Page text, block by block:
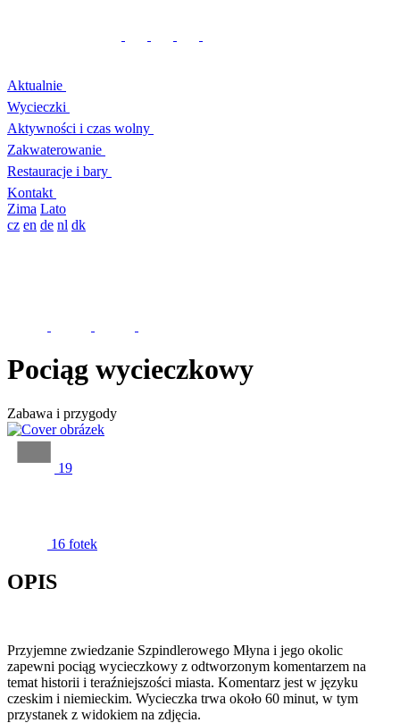
Aktualnie
Wycieczki
Aktywności i czas wolny
Zakwaterowanie
Restauracje i bary
Kontakt
Zima Lato
cz en de nl dk
Pociąg wycieczkowy
Zabawa i przygody
19
16 fotek
OPIS
Przyjemne zwiedzanie Szpindlerowego Młyna i jego okolic
zapewni pociąg wycieczkowy z odtworzonym komentarzem na
temat historii i teraźniejszości miasta. Komentarz jest w języku
czeskim i niemieckim. Wycieczka trwa około 60 minut, w tym
przystanek z widokiem na zdjęcia.